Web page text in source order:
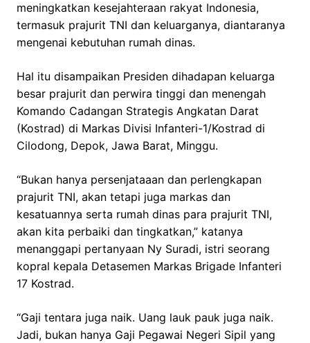
meningkatkan kesejahteraan rakyat Indonesia,
termasuk prajurit TNI dan keluarganya, diantaranya
mengenai kebutuhan rumah dinas.
Hal itu disampaikan Presiden dihadapan keluarga
besar prajurit dan perwira tinggi dan menengah
Komando Cadangan Strategis Angkatan Darat
(Kostrad) di Markas Divisi Infanteri-1/Kostrad di
Cilodong, Depok, Jawa Barat, Minggu.
“Bukan hanya persenjataaan dan perlengkapan
prajurit TNI, akan tetapi juga markas dan
kesatuannya serta rumah dinas para prajurit TNI,
akan kita perbaiki dan tingkatkan,” katanya
menanggapi pertanyaan Ny Suradi, istri seorang
kopral kepala Detasemen Markas Brigade Infanteri
17 Kostrad.
“Gaji tentara juga naik. Uang lauk pauk juga naik.
Jadi, bukan hanya Gaji Pegawai Negeri Sipil yang